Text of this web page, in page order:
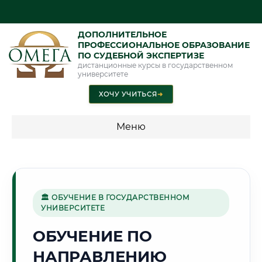
ДОПОЛНИТЕЛЬНОЕ
ПРОФЕССИОНАЛЬНОЕ ОБРАЗОВАНИЕ
ПО СУДЕБНОЙ ЭКСПЕРТИЗЕ
дистанционные курсы в государственном
университете
ХОЧУ УЧИТЬСЯ➜
Меню
специальности"
Стоимость по программам обучения "Судебная экспертиза"
Стоимость по программам обучения "Экспертиза"
🏛 ОБУЧЕНИЕ В ГОСУДАРСТВЕННОМ
УНИВЕРСИТЕТЕ
ОБУЧЕНИЕ ПО
НАПРАВЛЕНИЮ